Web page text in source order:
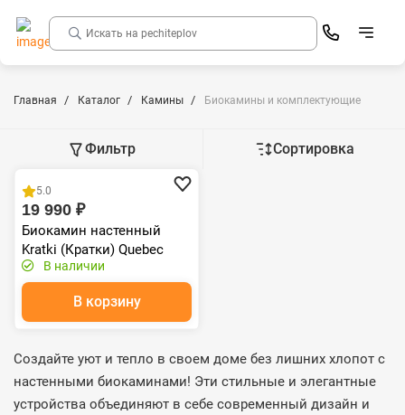
Главная Каталог Камины Биокамины и комплектующие
Фильтр Сортировка
Распродажа
5.0
19 990 ₽
Биокамин настенный
Kratki (Кратки) Quebec
(Квебек)
В наличии
В корзину
Создайте уют и тепло в своем доме без лишних хлопот с
настенными биокаминами! Эти стильные и элегантные
устройства объединяют в себе современный дизайн и